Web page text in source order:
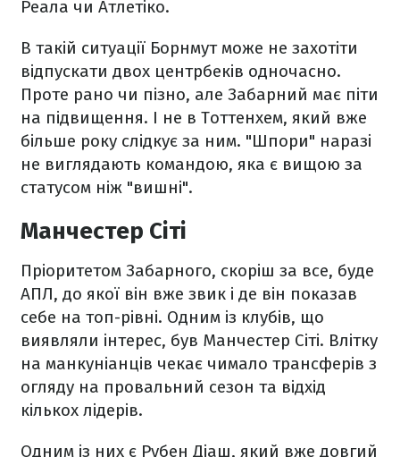
Реала чи Атлетіко.
В такій ситуації Борнмут може не захотіти
відпускати двох центрбеків одночасно.
Проте рано чи пізно, але Забарний має піти
на підвищення. І не в Тоттенхем, який вже
більше року слідкує за ним. "Шпори" наразі
не виглядають командою, яка є вищою за
статусом ніж "вишні".
Манчестер Сіті
Пріоритетом Забарного, скоріш за все, буде
АПЛ, до якої він вже звик і де він показав
себе на топ-рівні. Одним із клубів, що
виявляли інтерес, був Манчестер Сіті. Влітку
на манкуніанців чекає чимало трансферів з
огляду на провальний сезон та відхід
кількох лідерів.
Одним із них є Рубен Діаш, який вже довгий